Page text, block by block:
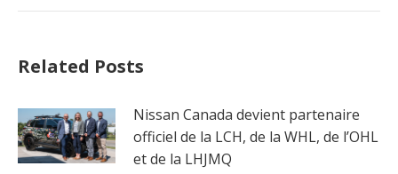
Related Posts
Nissan Canada devient partenaire
officiel de la LCH, de la WHL, de l’OHL
et de la LHJMQ